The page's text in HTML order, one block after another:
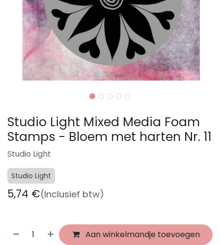
Studio Light Mixed Media Foam
Stamps - Bloem met harten Nr. 11
Studio Light
Studio Light
5,74 €(Inclusief btw)
Aan winkelmandje toevoegen